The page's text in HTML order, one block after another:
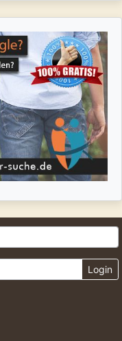
Login